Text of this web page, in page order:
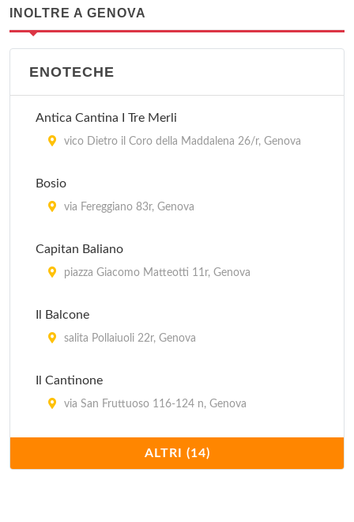
INOLTRE A GENOVA
ENOTECHE
Antica Cantina I Tre Merli
vico Dietro il Coro della Maddalena 26/r, Genova
Bosio
via Fereggiano 83r, Genova
Capitan Baliano
piazza Giacomo Matteotti 11r, Genova
Il Balcone
salita Pollaiuoli 22r, Genova
Il Cantinone
via San Fruttuoso 116-124 n, Genova
via Eugenio Ruspoli 33/r, Genova
ALTRI (14)